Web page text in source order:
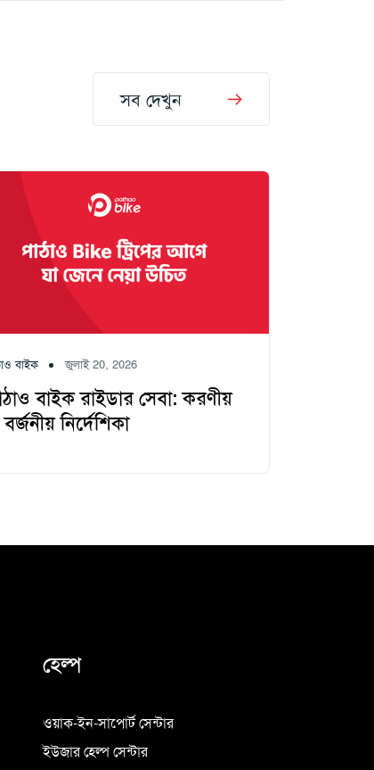
সব দেখুন
বাইক জুলাই 20, 2026
বাইক রাইডার সেবা: করণীয়
নির্দেশিকা
হেল্প
ওয়াক-ইন-সাপোর্ট সেন্টার
ইউজার হেল্প সেন্টার